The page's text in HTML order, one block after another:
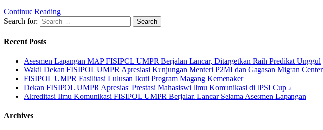
Continue Reading
Search for:
Recent Posts
Asesmen Lapangan MAP FISIPOL UMPR Berjalan Lancar, Ditargetkan Raih Predikat Unggul
Wakil Dekan FISIPOL UMPR Apresiasi Kunjungan Menteri P2MI dan Gagasan Migran Center
FISIPOL UMPR Fasilitasi Lulusan Ikuti Program Magang Kemenaker
Dekan FISIPOL UMPR Apresiasi Prestasi Mahasiswi Ilmu Komunikasi di IPSI Cup 2
Akreditasi Ilmu Komunikasi FISIPOL UMPR Berjalan Lancar Selama Asesmen Lapangan
Archives